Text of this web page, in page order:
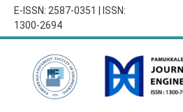
E-ISSN: 2587-0351 | ISSN:
1300-2694